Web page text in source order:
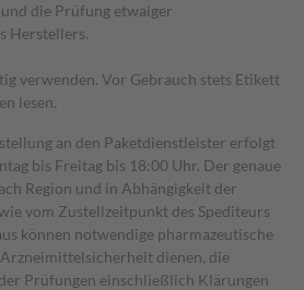
die Prüfung etwaiger
Herstellers.
verwenden. Vor Gebrauch stets Etikett
lesen.
an den Paketdienstleister erfolgt
bis Freitag bis 18:00 Uhr. Der genaue
Region und in Abhängigkeit der
vom Zustellzeitpunkt des Spediteurs
können notwendige pharmazeutische
dienen, die
Prüfungen einschließlich Klärungen